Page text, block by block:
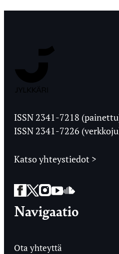
Ylioppilaslehti
ISSN 2341-7218
ISSN 2341-7226
Katso yhteystiedot >
Facebook
Twitter
Instagram
YouTube
SoundCloud
Navigaatio
Ota yhteyttä